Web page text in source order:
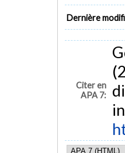
Dernière
Citer en
APA 7: